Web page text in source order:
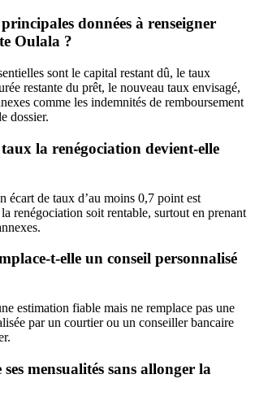
données à renseigner
Oulala ?
sont le capital restant dû, le taux
restante du prêt, le nouveau taux envisagé,
comme les indemnités de remboursement
dossier.
la renégociation devient-elle
écart de taux d’au moins 0,7 point est
renégociation soit rentable, surtout en prenant
t-elle un conseil personnalisé
estimation fiable mais ne remplace pas une
par un courtier ou un conseiller bancaire
mensualités sans allonger la